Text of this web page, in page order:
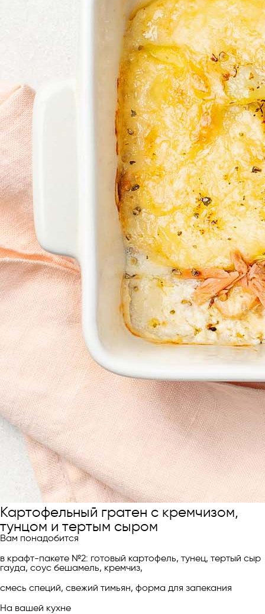
Картофельный гратен с кремчизом,
тунцом и тертым сыром
Вам понадобится
в крафт-пакете №2: готовый картофель, тунец, тертый сыр
гауда, соус бешамель, кремчиз,
смесь специй, свежий тимьян, форма для запекания
На вашей кухне